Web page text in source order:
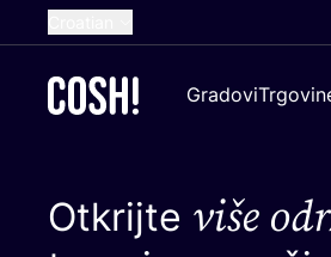
Dutch
Spanish
Gradovi
Otkrijte više